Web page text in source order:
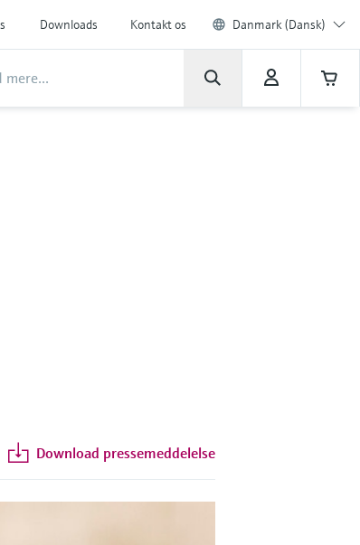
Downloads Kontakt os Danmark (Dansk)
Download pressemeddelelse